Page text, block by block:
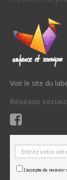
Voir le site du
Réseaux
J'accepte de